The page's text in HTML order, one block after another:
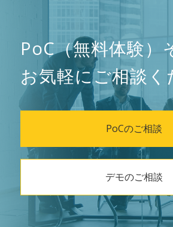
PoC（無料体験）
お気軽にご相談く
PoCのご相談
デモのご相談